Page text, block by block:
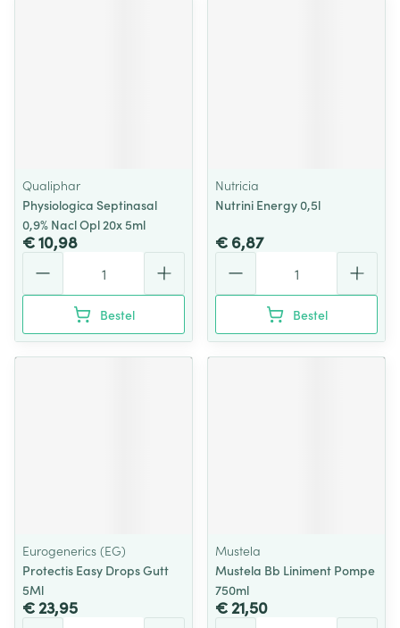
Qualiphar
Physiologica Septinasal
0,9% Nacl Opl 20x 5ml
€ 10,98
Bestel
Nutricia
Nutrini Energy 0,5l
€ 6,87
Bestel
Eurogenerics (EG)
Protectis Easy Drops Gutt
5Ml
€ 23,95
Mustela
Mustela Bb Liniment Pompe
750ml
€ 21,50